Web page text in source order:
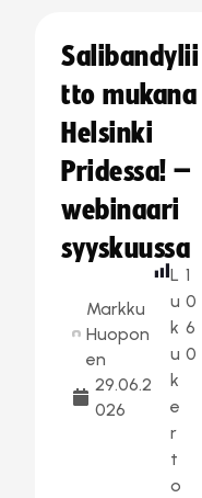
Salibandylii
tto mukana
Helsinki
Pridessa! –
webinaari
syyskuussa
Markku
Huopon
en
29.06.2
026
L
u
k
u
k
e
r
t
o
1
0
6
0